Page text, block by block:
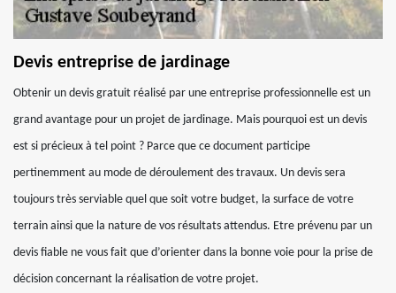
Devis entreprise de jardinage
Obtenir un devis gratuit réalisé par une entreprise professionnelle est un
grand avantage pour un projet de jardinage. Mais pourquoi est un devis
est si précieux à tel point ? Parce que ce document participe
pertinemment au mode de déroulement des travaux. Un devis sera
toujours très serviable quel que soit votre budget, la surface de votre
terrain ainsi que la nature de vos résultats attendus. Etre prévenu par un
devis fiable ne vous fait que d’orienter dans la bonne voie pour la prise de
décision concernant la réalisation de votre projet.